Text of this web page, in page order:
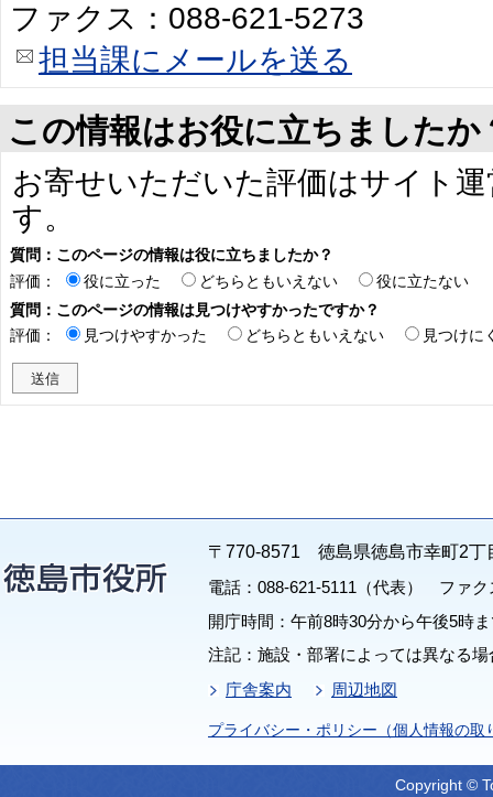
ファクス：088-621-5273
担当課にメールを送る
この情報はお役に立ちましたか
お寄せいただいた評価はサイト
す。
質問：このページの情報は役に立ちましたか？
評価：
役に立った どちらともいえない
役に立たない
質問：このページの情報は見つけやすかったですか？
評価：
見つけやすかった どちらともいえない 見つけに
〒770-8571 徳島県徳島市幸町2丁
電話：088-621-5111（代表） ファク
開庁時間：午前8時30分から午後5時
注記：施設・部署によっては異なる
庁舎案内
周辺地図
プライバシー・ポリシー（個人情報の取
Copyright ©